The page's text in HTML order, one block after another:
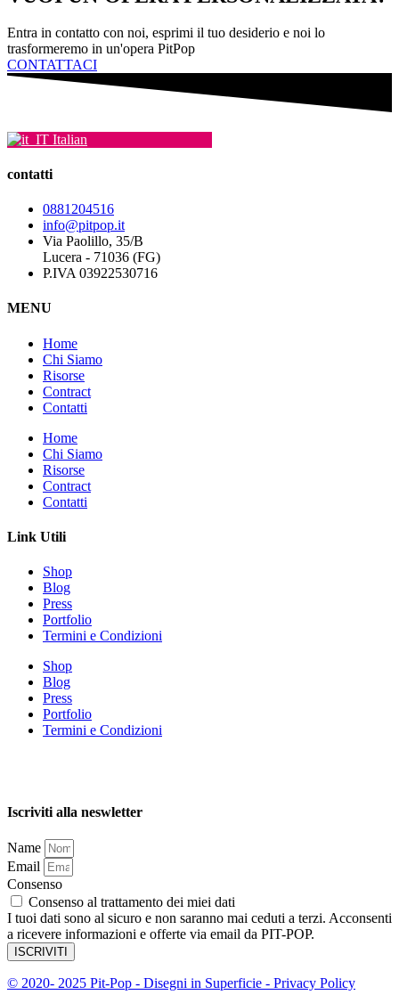
scelte
nella
pagina
del
prodotto
Entra in contatto con noi, esprimi il tuo desiderio e noi lo
trasformeremo in un'opera PitPop
CONTATTACI
Italian
contatti
0881204516
info@pitpop.it
Via Paolillo, 35/B
Lucera - 71036 (FG)
P.IVA 03922530716
MENU
Home
Chi Siamo
Risorse
Contract
Contatti
Home
Chi Siamo
Risorse
Contract
Contatti
Link Utili
Shop
Blog
Press
Portfolio
Termini e Condizioni
Shop
Blog
Press
Portfolio
Termini e Condizioni
Iscriviti alla neswletter
Name
Email
Consenso
Consenso al trattamento dei miei dati
I tuoi dati sono al sicuro e non saranno mai ceduti a terzi. Acconsenti
a ricevere informazioni e offerte via email da PIT-POP.
ISCRIVITI
© 2020- 2025 Pit-Pop - Disegni in Superficie - Privacy Policy